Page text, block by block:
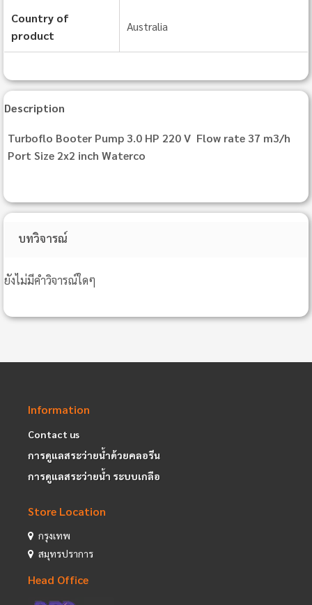
Country of
product
Australia
Description
Turboflo Booter Pump 3.0 HP 220 V Flow rate 37 m3/h
Port Size 2x2 inch Waterco
บทวิจารณ์
ยังไม่มีคำวิจารณ์ใดๆ
Information
Contact us
การดูแลสระว่ายน้ำด้วยคลอรีน
การดูแลสระว่ายน้ำ ระบบเกลือ
Store Location
กรุงเทพ
สมุทรปราการ
Head Office